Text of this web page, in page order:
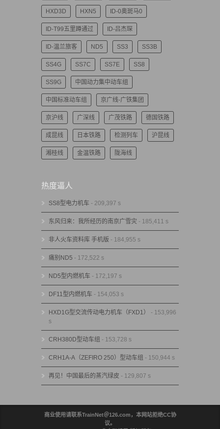
HXD3D HXN5 ID-0奥斑马0
ID-T99五里蹲通过 ID-吕杰琛
ID-温兰旅客 ND5 SS3 SS3B
SS4G SS7C SS7E SS8
SS9G 中国动力集中动车组
中国标准动车组 京广线-广铁集团
京沪线 广深线 广茂铁路 德国铁路
成昆线 日本铁路 检测列车 沪昆线
湘桂线 金温铁路 陇海线
热度逼人
SS8型电力机车 - 209,397 s
东风归来：我所经历的南京广雪灾 - 185,411 s
非人火车资料库 手机版 - 184,955 s
痛别ND5 - 172,522 s
ND5型内燃机车 - 172,197 s
DF11型内燃机车 - 154,053 s
HXD1G型交流传动电力机车（FXD1）
- 153,996
s
CRH380D型动车组 - 153,728 s
CRH1A-A（ZEFIRO 250）型动车组 - 150,944 s
再见！中国最后的蒸汽绿皮 - 129,807 s
商业使用请联系TrainNet＠126.com，本网站拒绝CC协
议。